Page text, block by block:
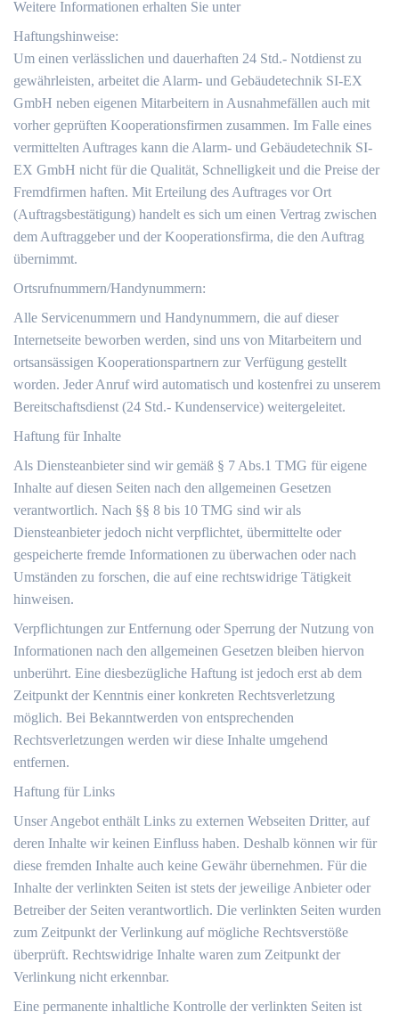
Weitere Informationen erhalten Sie unter
Haftungshinweise:
Um einen verlässlichen und dauerhaften 24 Std.- Notdienst zu
gewährleisten, arbeitet die Alarm- und Gebäudetechnik SI-EX
GmbH neben eigenen Mitarbeitern in Ausnahmefällen auch mit
vorher geprüften Kooperationsfirmen zusammen. Im Falle eines
vermittelten Auftrages kann die Alarm- und Gebäudetechnik SI-
EX GmbH nicht für die Qualität, Schnelligkeit und die Preise der
Fremdfirmen haften. Mit Erteilung des Auftrages vor Ort
(Auftragsbestätigung) handelt es sich um einen Vertrag zwischen
dem Auftraggeber und der Kooperationsfirma, die den Auftrag
übernimmt.
Ortsrufnummern/Handynummern:
Alle Servicenummern und Handynummern, die auf dieser
Internetseite beworben werden, sind uns von Mitarbeitern und
ortsansässigen Kooperationspartnern zur Verfügung gestellt
worden. Jeder Anruf wird automatisch und kostenfrei zu unserem
Bereitschaftsdienst (24 Std.- Kundenservice) weitergeleitet.
Haftung für Inhalte
Als Diensteanbieter sind wir gemäß § 7 Abs.1 TMG für eigene
Inhalte auf diesen Seiten nach den allgemeinen Gesetzen
verantwortlich. Nach §§ 8 bis 10 TMG sind wir als
Diensteanbieter jedoch nicht verpflichtet, übermittelte oder
gespeicherte fremde Informationen zu überwachen oder nach
Umständen zu forschen, die auf eine rechtswidrige Tätigkeit
hinweisen.
Verpflichtungen zur Entfernung oder Sperrung der Nutzung von
Informationen nach den allgemeinen Gesetzen bleiben hiervon
unberührt. Eine diesbezügliche Haftung ist jedoch erst ab dem
Zeitpunkt der Kenntnis einer konkreten Rechtsverletzung
möglich. Bei Bekanntwerden von entsprechenden
Rechtsverletzungen werden wir diese Inhalte umgehend
entfernen.
Haftung für Links
Unser Angebot enthält Links zu externen Webseiten Dritter, auf
deren Inhalte wir keinen Einfluss haben. Deshalb können wir für
diese fremden Inhalte auch keine Gewähr übernehmen. Für die
Inhalte der verlinkten Seiten ist stets der jeweilige Anbieter oder
Betreiber der Seiten verantwortlich. Die verlinkten Seiten wurden
zum Zeitpunkt der Verlinkung auf mögliche Rechtsverstöße
überprüft. Rechtswidrige Inhalte waren zum Zeitpunkt der
Verlinkung nicht erkennbar.
Eine permanente inhaltliche Kontrolle der verlinkten Seiten ist